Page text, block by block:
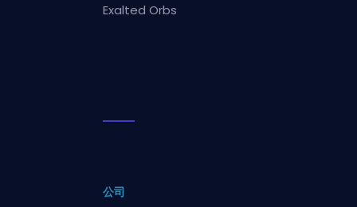
Exalted Orbs
公司